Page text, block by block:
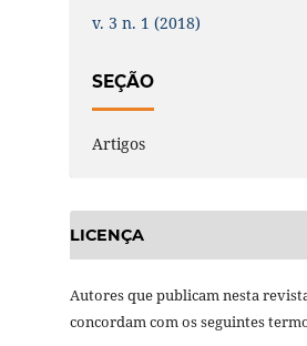
v. 3 n. 1 (2018)
SEÇÃO
Artigos
LICENÇA
Autores que publicam nesta
concordam com os seguintes